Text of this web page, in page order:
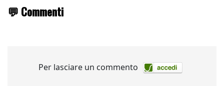
💬 Commenti